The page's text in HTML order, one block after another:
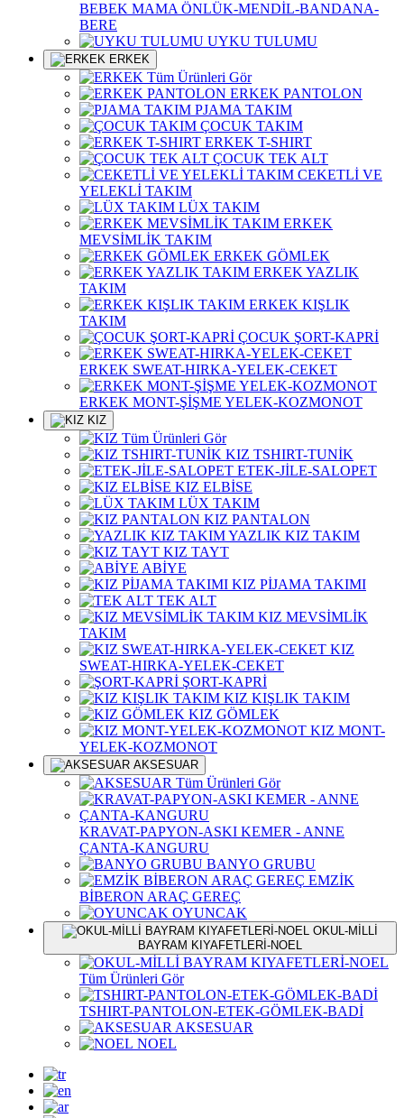
BEBEK MAMA ÖNLÜK-MENDİL-BANDANA-
BERE
UYKU TULUMU
ERKEK
Tüm Ürünleri Gör
ERKEK PANTOLON
PJAMA TAKIM
ÇOCUK TAKIM
ERKEK T-SHIRT
ÇOCUK TEK ALT
CEKETLİ VE
YELEKLİ TAKIM
LÜX TAKIM
ERKEK
MEVSİMLİK TAKIM
ERKEK GÖMLEK
ERKEK YAZLIK
TAKIM
ERKEK KIŞLIK
TAKIM
ÇOCUK ŞORT-KAPRİ
ERKEK SWEAT-HIRKA-YELEK-CEKET
ERKEK MONT-ŞİŞME YELEK-KOZMONOT
KIZ
Tüm Ürünleri Gör
KIZ TSHIRT-TUNİK
ETEK-JİLE-SALOPET
KIZ ELBİSE
LÜX TAKIM
KIZ PANTALON
YAZLIK KIZ TAKIM
KIZ TAYT
ABİYE
KIZ PİJAMA TAKIMI
TEK ALT
KIZ MEVSİMLİK
TAKIM
KIZ
SWEAT-HIRKA-YELEK-CEKET
ŞORT-KAPRİ
KIZ KIŞLIK TAKIM
KIZ GÖMLEK
KIZ MONT-
YELEK-KOZMONOT
AKSESUAR
Tüm Ürünleri Gör
KRAVAT-PAPYON-ASKI KEMER - ANNE
ÇANTA-KANGURU
BANYO GRUBU
EMZİK
BİBERON ARAÇ GEREÇ
OYUNCAK
BAYRAM KIYAFETLERİ-NOEL
Tüm Ürünleri Gör
TSHIRT-PANTOLON-ETEK-GÖMLEK-BADİ
AKSESUAR
NOEL